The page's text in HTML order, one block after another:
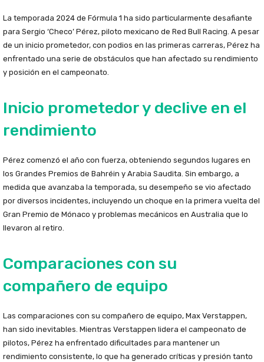
La temporada 2024 de Fórmula 1 ha sido particularmente desafiante
para Sergio ‘Checo’ Pérez, piloto mexicano de Red Bull Racing. A pesar
de un inicio prometedor, con podios en las primeras carreras, Pérez ha
enfrentado una serie de obstáculos que han afectado su rendimiento
y posición en el campeonato.
Inicio prometedor y declive en el
rendimiento
Pérez comenzó el año con fuerza, obteniendo segundos lugares en
los Grandes Premios de Bahréin y Arabia Saudita. Sin embargo, a
medida que avanzaba la temporada, su desempeño se vio afectado
por diversos incidentes, incluyendo un choque en la primera vuelta del
Gran Premio de Mónaco y problemas mecánicos en Australia que lo
llevaron al retiro.
Comparaciones con su
compañero de equipo
Las comparaciones con su compañero de equipo, Max Verstappen,
han sido inevitables. Mientras Verstappen lidera el campeonato de
pilotos, Pérez ha enfrentado dificultades para mantener un
rendimiento consistente, lo que ha generado críticas y presión tanto